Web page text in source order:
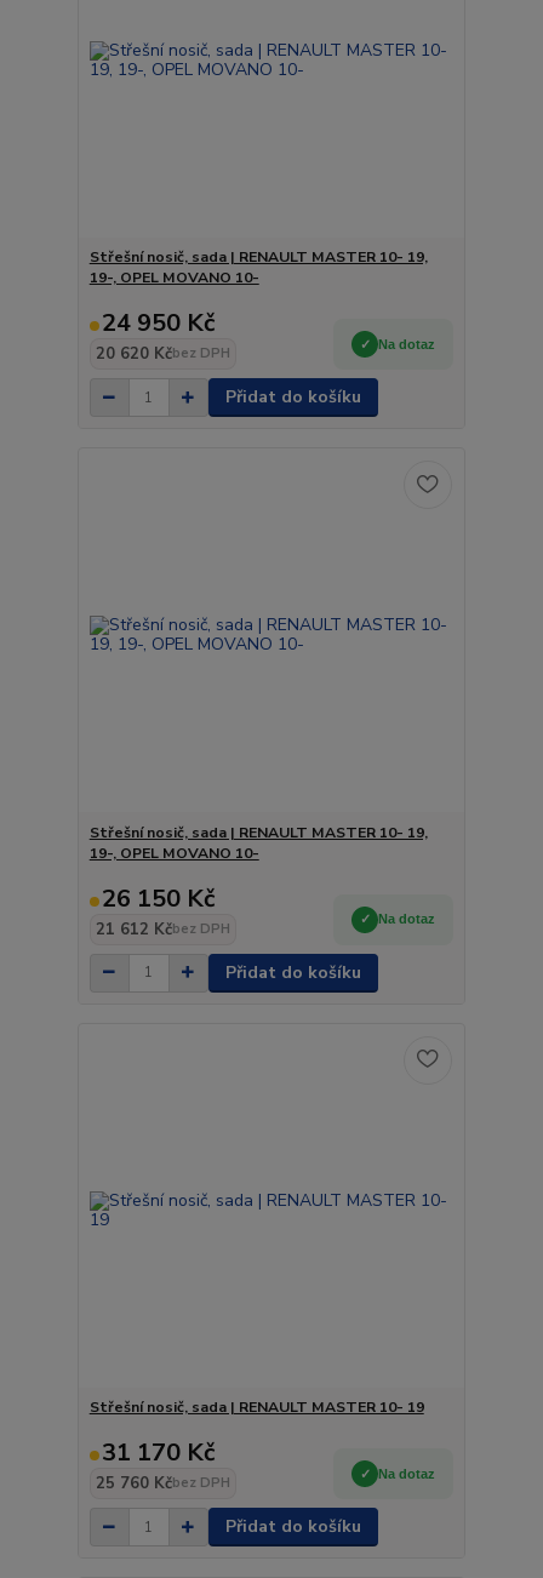
Střešní nosič, sada | RENAULT MASTER 10- 19,
19-, OPEL MOVANO 10-
24 950 Kč
20 620 Kčbez DPH
Na dotaz
Přidat do košíku
Střešní nosič, sada | RENAULT MASTER 10- 19,
19-, OPEL MOVANO 10-
26 150 Kč
21 612 Kčbez DPH
Na dotaz
Přidat do košíku
Střešní nosič, sada | RENAULT MASTER 10- 19
31 170 Kč
25 760 Kčbez DPH
Na dotaz
Přidat do košíku